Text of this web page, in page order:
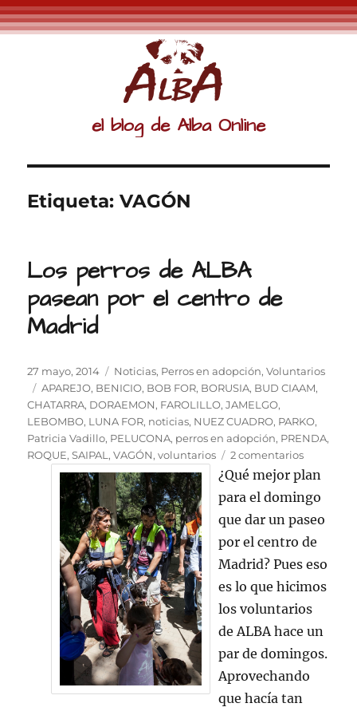
el blog de Alba Online
Etiqueta:VAGÓN
Los perros de ALBA
pasean por el centro de
Madrid
Publicado
el
27 mayo, 2014 Categorías
Noticias, Perros en adopción,Voluntarios
Etiquetas
APAREJO, BENICIO, BOB FOR, BORUSIA, BUD CIAAM,
CHATARRA, DORAEMON, FAROLILLO,JAMELGO,
LEBOMBO, LUNA FOR, noticias, NUEZ CUADRO, PARKO,
Patricia Vadillo, PELUCONA, perros en adopción, PRENDA,
ROQUE,SAIPAL ,VAGÓN,voluntarios 2 comentariosen
Los
de
ALBA
pasean
el
centro
de
¿Qué mejor plan
para el domingo
que dar un paseo
por el centro de
Madrid? Pues eso
es lo que hicimos
los voluntarios
de ALBA hace un
par de domingos.
Aprovechando
que hacía tan